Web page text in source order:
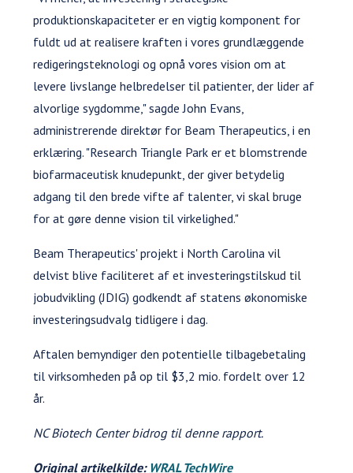
produktionskapaciteter er en vigtig komponent for
fuldt ud at realisere kraften i vores grundlæggende
redigeringsteknologi og opnå vores vision om at
levere livslange helbredelser til patienter, der lider af
alvorlige sygdomme," sagde John Evans,
administrerende direktør for Beam Therapeutics, i en
erklæring. "Research Triangle Park er et blomstrende
biofarmaceutisk knudepunkt, der giver betydelig
adgang til den brede vifte af talenter, vi skal bruge
for at gøre denne vision til virkelighed."
Beam Therapeutics' projekt i North Carolina vil
delvist blive faciliteret af et investeringstilskud til
jobudvikling (JDIG) godkendt af statens økonomiske
investeringsudvalg tidligere i dag.
Aftalen bemyndiger den potentielle tilbagebetaling
til virksomheden på op til $3,2 mio. fordelt over 12
år.
NC Biotech Center bidrog til denne rapport.
Original artikelkilde: WRAL TechWire